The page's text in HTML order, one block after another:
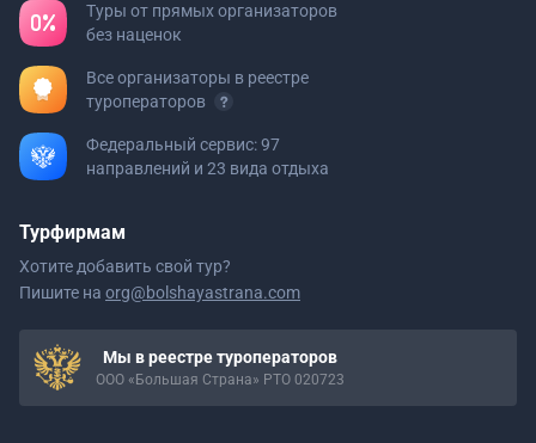
Туры от прямых организаторов
без наценок
Все организаторы в реестре
туроператоров
Федеральный сервис: 97
направлений и 23 вида отдыха
Турфирмам
Хотите добавить свой тур?
Пишите на org@bolshayastrana.com
Мы в реестре туроператоров
ООО «Большая Страна» РТО 020723